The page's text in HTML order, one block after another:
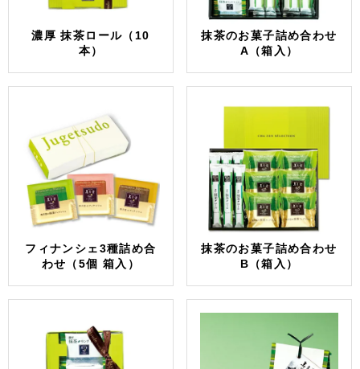
濃厚 抹茶ロール（10
本）
抹茶のお菓子詰め合わせ
A（箱入）
フィナンシェ3種詰め合
わせ（5個 箱入）
抹茶のお菓子詰め合わせ
B（箱入）